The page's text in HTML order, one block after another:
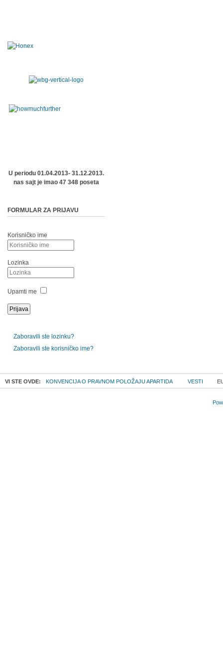
U periodu 01.04.2013- 31.12.2013.
nas sajt je imao 47 348 poseta
FORMULAR ZA PRIJAVU
Korisničko ime
Lozinka
Upamti me
Zaboravili ste lozinku?
Zaboravili ste korisničko ime?
VI STE OVDE: KONVENCIJA O PRAVNOM POLOŽAJU APARTIDA VESTI